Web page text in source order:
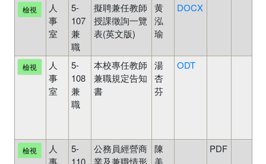
檢視
人
事
室
5-
107
兼
職
擬聘兼任教師
授課徵詢一覽
表(英文版)
黄
泓
瑜
DOCX
檢視
人
事
室
5-
108
兼
職
本校專任教師
兼職規定告知
書
湯
杏
芬
ODT
檢視
人
事
5-
110
公務員經營商
業及兼職情形
陳
美
PDF